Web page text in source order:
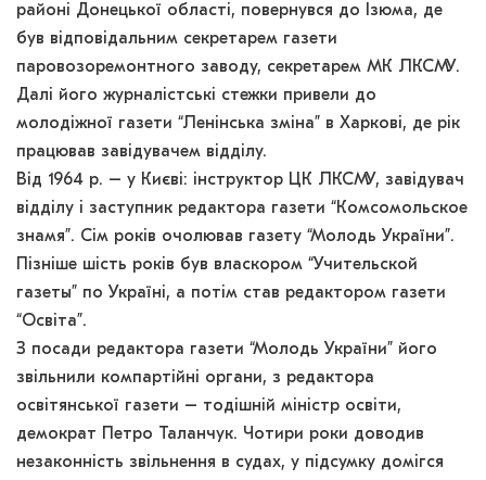
районі Донецької області, повернувся до Ізюма, де
був відповідальним секретарем газети
паровозоремонтного заводу, секретарем МК ЛКСМУ.
Далі його журналістські стежки привели до
молодіжної газети “Ленінська зміна” в Харкові, де рік
працював завідувачем відділу.
Від 1964 р. – у Києві: інструктор ЦК ЛКСМУ, завідувач
відділу і заступник редактора газети “Комсомольское
знамя”. Сім років очолював газету “Молодь України”.
Пізніше шість років був власкором “Учительской
газеты” по Україні, а потім став редактором газети
“Освіта”.
З посади редактора газети “Молодь України” його
звільнили компартійні органи, з редактора
освітянської газети – тодішній міністр освіти,
демократ Петро Таланчук. Чотири роки доводив
незаконність звільнення в судах, у підсумку домігся